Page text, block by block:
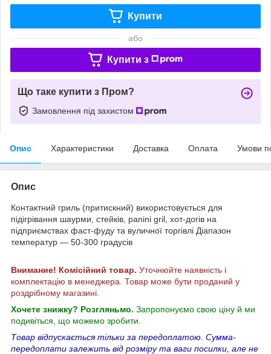
Купити
або
Купити з
Що таке купити з Пром?
Замовлення під захистом
Опис Характеристики Доставка Оплата Умови
Опис
Контактний гриль (притискний) використовується для
підігрівання шаурми, стейків, panini gril, хот-догів на
підприємствах фаст-фуду та вуличної торгівлі Діапазон
температур — 50-300 градусів
Внимание! Комісійний товар. Уточнюйте наявність і
комплектацію в менеджера. Товар може бути проданий у
роздрібному магазині.
Хочете знижку? Розгляньмо. Запропонуємо свою ціну й ми
подивіться, що можемо зробити.
Товар відпускається тільки за передоплатою. Сумма-
передоплати залежить від розміру та ваги посилки, але не